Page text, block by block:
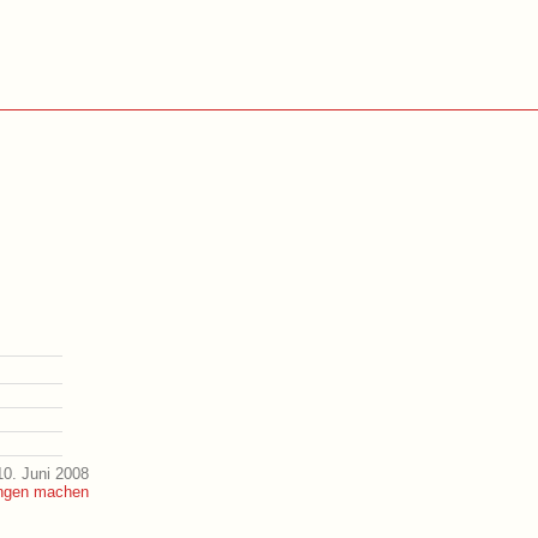
Juni 2008